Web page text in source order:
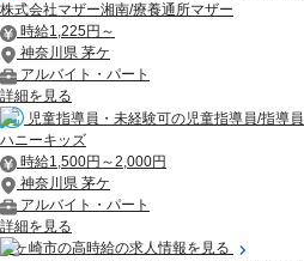
株式会社マザー湘南/療養通所マザー
時給1,225円～
神奈川県 茅ケ
アルバイト・パート
詳細を見る
児童指導員・未経験可の児童指導員/指導員
ハニーキッズ
時給1,500円～2,000円
神奈川県 茅ケ
アルバイト・パート
詳細を見る
茅ヶ崎市の高時給の求人情報を見る